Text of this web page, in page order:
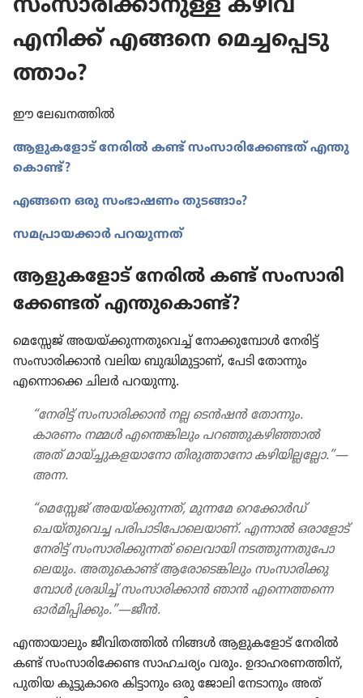
സംസാ​രി​ക്കാ​നുള്ള കഴിവ്‌
എനിക്ക്‌ എങ്ങനെ മെച്ച​പ്പെ​ടു​
ത്താം?
ഈ ലേഖന​ത്തിൽ
ആളുക​ളോട്‌ നേരിൽ കണ്ട്‌ സംസാ​രി​ക്കേ​ണ്ടത്‌ എന്തു​
കൊണ്ട്‌?
എങ്ങനെ ഒരു സംഭാ​ഷണം തുടങ്ങാം?
സമപ്രാ​യ​ക്കാർ പറയു​ന്നത്‌
ആളുക​ളോട്‌ നേരിൽ കണ്ട്‌ സംസാ​രി​
ക്കേ​ണ്ടത്‌ എന്തു​കൊണ്ട്‌?
മെസ്സേജ്‌ അയയ്‌ക്കു​ന്ന​തു​വെച്ച്‌ നോക്കു​മ്പോൾ നേരിട്ട്‌
സംസാ​രി​ക്കാൻ വലിയ ബുദ്ധി​മു​ട്ടാണ്‌, പേടി തോന്നും
എന്നൊക്കെ ചിലർ പറയുന്നു.
“നേരിട്ട്‌ സംസാ​രി​ക്കാൻ നല്ല ടെൻഷൻ തോന്നും.
കാരണം നമ്മൾ എന്തെങ്കി​ലും പറഞ്ഞു​ക​ഴി​ഞ്ഞാൽ
അത്‌ മായ്‌ച്ചു​ക​ള​യാ​നോ തിരു​ത്താ​നോ കഴിയി​ല്ല​ല്ലോ.”—
അന്ന.
“മെസ്സേജ്‌ അയയ്‌ക്കു​ന്നത്‌, മുന്നമേ റെക്കോർഡ്‌
ചെയ്‌തു​വെച്ച പരിപാ​ടി​പോ​ലെ​യാണ്‌. എന്നാൽ ഒരാ​ളോട്‌
നേരിട്ട്‌ സംസാ​രി​ക്കു​ന്നത്‌ ലൈവാ​യി നടത്തു​ന്ന​തു​പോ​
ലെ​യും. അതു​കൊണ്ട്‌ ആരോ​ടെ​ങ്കി​ലും സംസാ​രി​ക്കു​
മ്പോൾ ശ്രദ്ധിച്ച്‌ സംസാ​രി​ക്കാൻ ഞാൻ എന്നെത്തന്നെ
ഓർമി​പ്പി​ക്കും.”—ജീൻ.
എന്തായാ​ലും ജീവി​ത​ത്തിൽ നിങ്ങൾ ആളുക​ളോട്‌ നേരിൽ
കണ്ട്‌ സംസാ​രി​ക്കേണ്ട സാഹച​ര്യം വരും. ഉദാഹ​ര​ണ​ത്തിന്‌,
പുതിയ കൂട്ടു​കാ​രെ കിട്ടാ​നും ഒരു ജോലി നേടാ​നും അത്‌